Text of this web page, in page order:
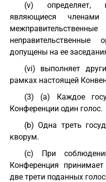
(v) определяет,
являющиеся
допущены на ее
(vi) выполняет
рамках настоящей
(3) (a) Каждое
Конференции один голос.
(b) Одна треть
кворум.
(c) При
Конференция
две трети поданных